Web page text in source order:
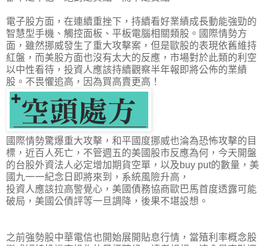
電子股方面，在連續重挫下，持續看好業績成長動能強勁的
智慧型手機、觸控面板、平板電腦相關類股。國際情勢方
面，雖然挪威發生了重大攻擊案，但是歐股的表現依舊維持
紅盤，而美股方面也沒有太大的反應，市場對於此類的利空
以中性看待，投資人應該持續觀察半年報即將公佈的業績
股。不畏懼追高，因為買高賣更高！
國際情勢驚爆重大攻擊，和平國度挪威也淪為恐怖攻擊的目
標，近百人死亡，不管週五的美國股市反應為何，今天開盤
的台股外資法人必定增加期貨空單，以及buy put的數量，美
國九一一紀念日即將來到，系統風險升高，
投資人應該拉高警覺心，美國債務協商歐巴馬首度透露可能
破局，美國公債評等一旦調降，後果不堪設想。
之前強勢股中華電信也開始展開貼息行情，當殖利率概念股